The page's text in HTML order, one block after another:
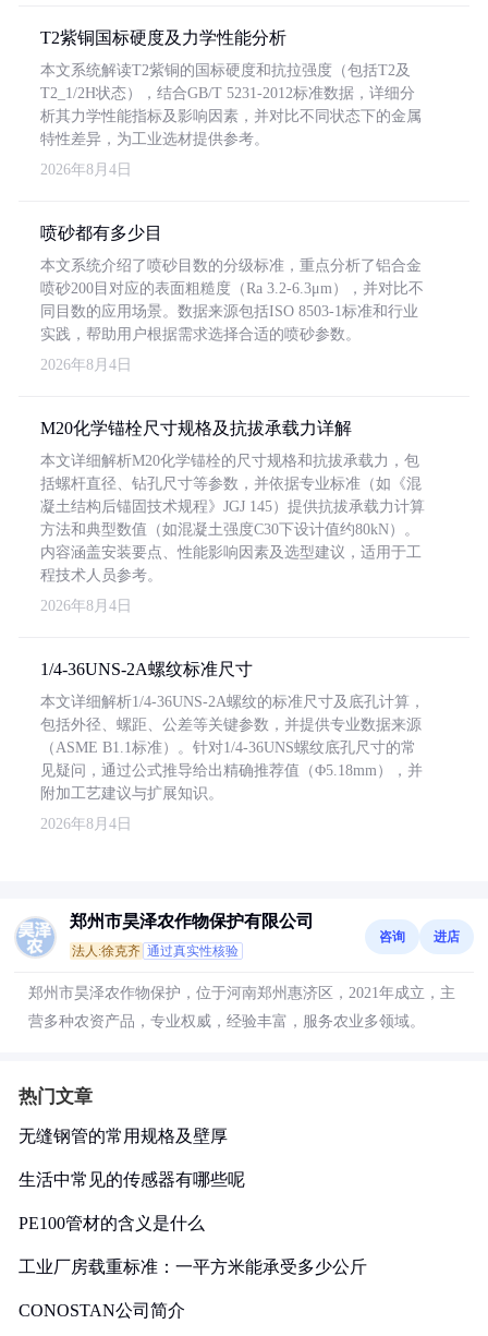
T2紫铜国标硬度及力学性能分析
本文系统解读T2紫铜的国标硬度和抗拉强度（包括T2及
T2_1/2H状态），结合GB/T 5231-2012标准数据，详细分
析其力学性能指标及影响因素，并对比不同状态下的金属
特性差异，为工业选材提供参考。
2026年8月4日
喷砂都有多少目
本文系统介绍了喷砂目数的分级标准，重点分析了铝合金
喷砂200目对应的表面粗糙度（Ra 3.2-6.3μm），并对比不
同目数的应用场景。数据来源包括ISO 8503-1标准和行业
实践，帮助用户根据需求选择合适的喷砂参数。
2026年8月4日
M20化学锚栓尺寸规格及抗拔承载力详解
本文详细解析M20化学锚栓的尺寸规格和抗拔承载力，包
括螺杆直径、钻孔尺寸等参数，并依据专业标准（如《混
凝土结构后锚固技术规程》JGJ 145）提供抗拔承载力计算
方法和典型数值（如混凝土强度C30下设计值约80kN）。
内容涵盖安装要点、性能影响因素及选型建议，适用于工
程技术人员参考。
2026年8月4日
1/4-36UNS-2A螺纹标准尺寸
本文详细解析1/4-36UNS-2A螺纹的标准尺寸及底孔计算，
包括外径、螺距、公差等关键参数，并提供专业数据来源
（ASME B1.1标准）。针对1/4-36UNS螺纹底孔尺寸的常
见疑问，通过公式推导给出精确推荐值（Φ5.18mm），并
附加工艺建议与扩展知识。
2026年8月4日
郑州市昊泽农作物保护有限公司
法人:徐克齐 通过真实性核验
咨询 进店
郑州市昊泽农作物保护，位于河南郑州惠济区，2021年成立，主
营多种农资产品，专业权威，经验丰富，服务农业多领域。
热门文章
无缝钢管的常用规格及壁厚
生活中常见的传感器有哪些呢
PE100管材的含义是什么
工业厂房载重标准：一平方米能承受多少公斤
CONOSTAN公司简介